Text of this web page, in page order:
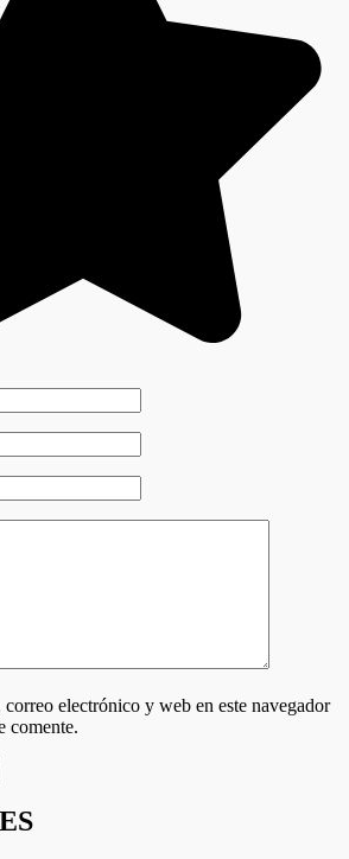
electrónico y web en este navegador
comente.